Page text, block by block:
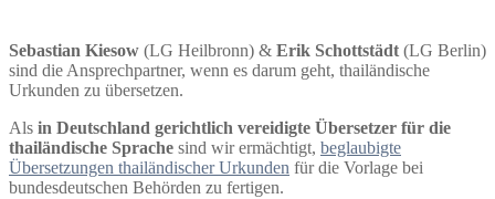
Sebastian Kiesow (LG Heilbronn) & Erik Schottstädt (LG Berlin)
sind die Ansprechpartner, wenn es darum geht, thailändische
Urkunden zu übersetzen.
Als in Deutschland gerichtlich vereidigte Übersetzer für die
thailändische Sprache sind wir ermächtigt, beglaubigte
Übersetzungen thailändischer Urkunden für die Vorlage bei
bundesdeutschen Behörden zu fertigen.